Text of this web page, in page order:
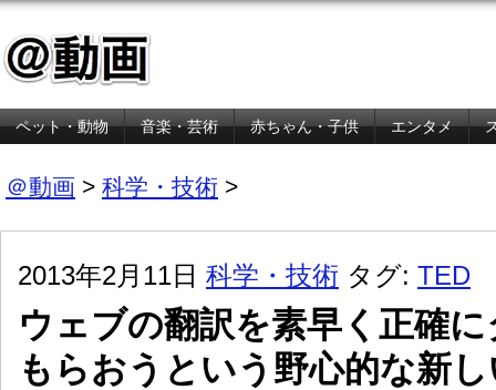
ペット・動物 音楽・芸術 赤ちゃん・子供 エンタメ
＠動画 > 科学・技術 >
2013年2月11日 科学・技術 タグ: TED
ウェブの翻訳を素早く正確
もらおうという野心的な新